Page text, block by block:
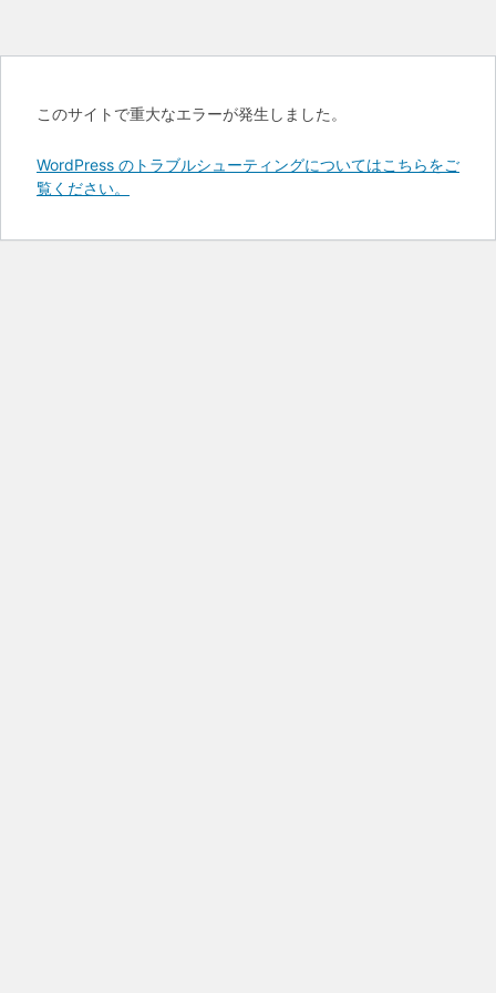
このサイトで重大なエラーが発生しました。
WordPress のトラブルシューティングについてはこちらをご
覧ください。